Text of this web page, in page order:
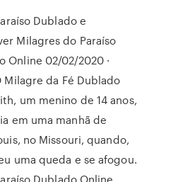
Dublado e
Milagres do Paraíso
Online 02/02/2020 ·
da Fé Dublado
um menino de 14 anos,
em uma manhã de
no Missouri, quando,
uma queda e se afogou.
Dublado Online